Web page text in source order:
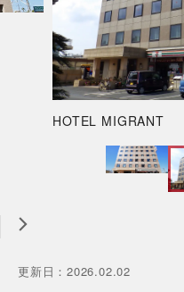
HOTEL MIGRANT
更新日 ：2026.02.02